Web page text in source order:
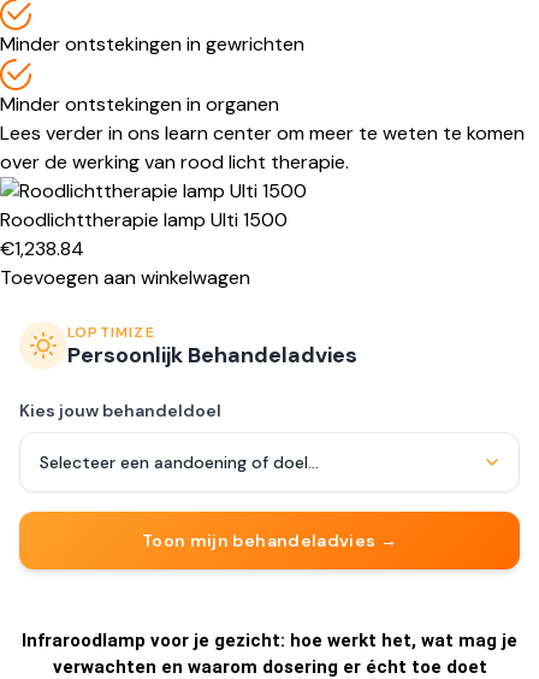
Minder ontstekingen in gewrichten
Minder ontstekingen in organen
Lees verder in ons learn centerom meer te weten te komen
over de werking van rood licht therapie.
Roodlichttherapie lamp Ulti 1500
€1,238.84
Toevoegen aan winkelwagen
LOPTIMIZE
Persoonlijk Behandeladvies
Kies jouw behandeldoel
Toon mijn behandeladvies →
Infraroodlamp voor je gezicht: hoe werkt het, wat mag je
verwachten en waarom dosering er écht toe doet